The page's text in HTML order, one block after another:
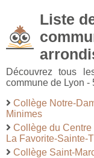
Liste
Découvrez tous
commune de Lyon -
Collège Notre-
Minimes
Collège du Centre
La Favorite-Sainte-
Collège Saint-